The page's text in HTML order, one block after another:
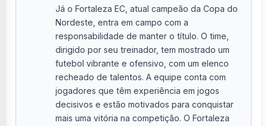
Já o Fortaleza EC, atual campeão da Copa do
Nordeste, entra em campo com a
responsabilidade de manter o título. O time,
dirigido por seu treinador, tem mostrado um
futebol vibrante e ofensivo, com um elenco
recheado de talentos. A equipe conta com
jogadores que têm experiência em jogos
decisivos e estão motivados para conquistar
mais uma vitória na competição. O Fortaleza